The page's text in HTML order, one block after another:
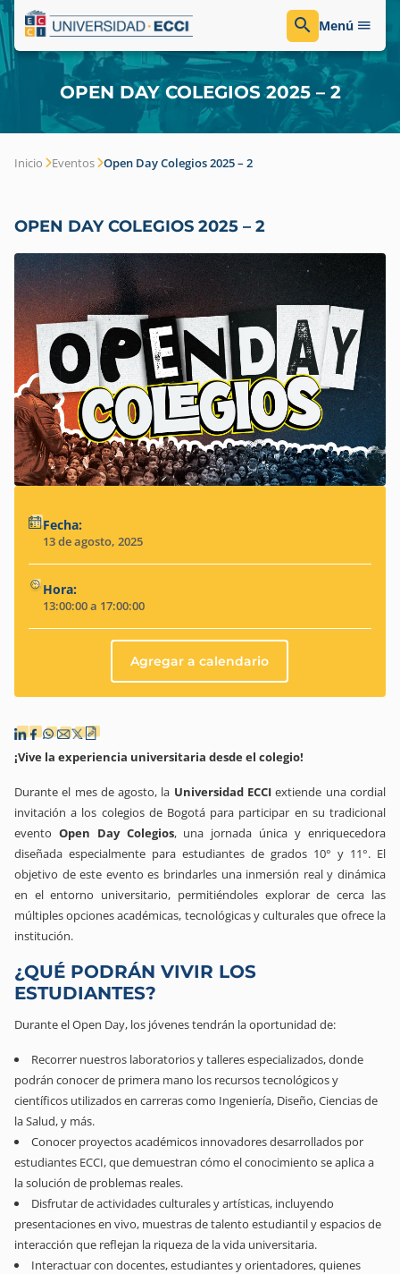
Menú
OPEN DAY COLEGIOS 2025 – 2
Inicio Eventos Open Day Colegios 2025 – 2
OPEN DAY COLEGIOS 2025 – 2
Fecha:
13 de agosto, 2025
Hora:
13:00:00 a 17:00:00
Agregar a calendario
¡Vive la experiencia universitaria desde el colegio!
Durante el mes de agosto, la Universidad ECCI extiende una cordial
invitación a los colegios de Bogotá para participar en su tradicional
evento Open Day Colegios, una jornada única y enriquecedora
diseñada especialmente para estudiantes de grados 10° y 11°. El
objetivo de este evento es brindarles una inmersión real y dinámica
en el entorno universitario, permitiéndoles explorar de cerca las
múltiples opciones académicas, tecnológicas y culturales que ofrece la
institución.
¿QUÉ PODRÁN VIVIR LOS
ESTUDIANTES?
Durante el Open Day, los jóvenes tendrán la oportunidad de:
Recorrer nuestros laboratorios y talleres especializados, donde
podrán conocer de primera mano los recursos tecnológicos y
científicos utilizados en carreras como Ingeniería, Diseño, Ciencias de
la Salud, y más.
Conocer proyectos académicos innovadores desarrollados por
estudiantes ECCI, que demuestran cómo el conocimiento se aplica a
la solución de problemas reales.
Disfrutar de actividades culturales y artísticas, incluyendo
presentaciones en vivo, muestras de talento estudiantil y espacios de
interacción que reflejan la riqueza de la vida universitaria.
Interactuar con docentes, estudiantes y orientadores, quienes